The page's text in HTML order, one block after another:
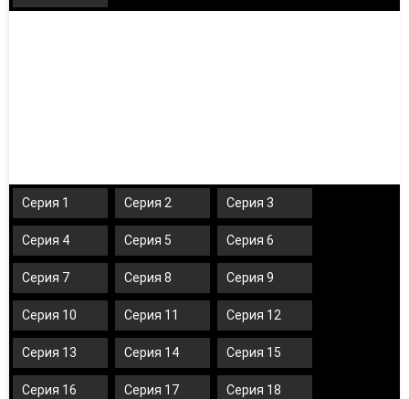
Серия 1 Серия 2 Серия 3
Серия 4 Серия 5 Серия 6
Серия 7 Серия 8 Серия 9
Серия 10 Серия 11 Серия 12
Серия 13 Серия 14 Серия 15
Серия 16 Серия 17 Серия 18